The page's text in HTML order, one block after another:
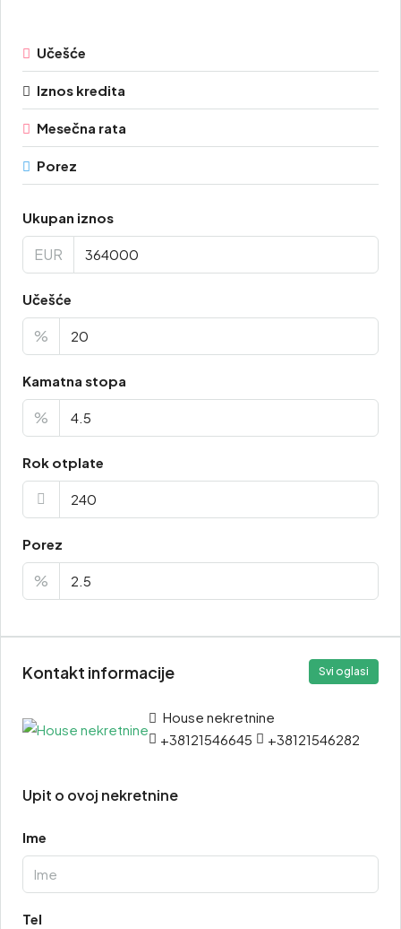
Učešće
Iznos kredita
Mesečna rata
Porez
Ukupan iznos
EUR
Učešće
%
Kamatna stopa
%
Rok otplate
Porez
%
Kontakt informacije Svi oglasi
House nekretnine
+38121546645
+38121546282
Upit o ovoj nekretnine
Ime
Tel